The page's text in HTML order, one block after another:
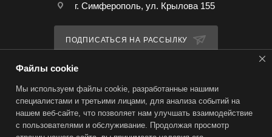
г. Симферополь, ул. Крылова 155
ПОДПИСАТЬСЯ НА РАССЫЛКУ
2026 © TorWin – интернет-магазин
Файлы cookie
Мы используем файлы cookie, разработанные нашими
специалистами и третьими лицами, для анализа событий на
нашем веб-сайте, что позволяет нам улучшать взаимодействие
с пользователями и обслуживание. Продолжая просмотр